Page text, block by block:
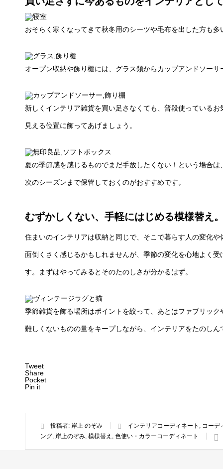
おそらく寒くなってきて秋冬用のシーツや毛布を出した方も
オープン収納や飾り棚には、グラス類からカップアンドソー
新しくインテリア雑貨を買い足さなくても、普段使っている
見える位置に飾ってあげましょう。
夏の季節感を感じるものでまだ手放したくない！という場合
次のシーズンまで保管しておくのがおすすめです。
むずかしくない、手軽にはじめる模様替え
住まいのインテリアは収納と同じで、そこで暮らす人の変化
面倒くさく感じるかもしれませんが、季節の変化を心地よく
す。まずはやってみるとそのたのしさが分かるはず。
季節雑貨を飾る場所はポイントを絞って、あとはファブリッ
難しくないものの量をキープしながら、インテリアをたのしん
Tweet
Share
Pocket
Pin it
投稿者: 岸上 のぞみ インテリアコーディネート , コーデ
ング, 岸上のぞみ, 模様替え , 色使い・カラーコーディネート